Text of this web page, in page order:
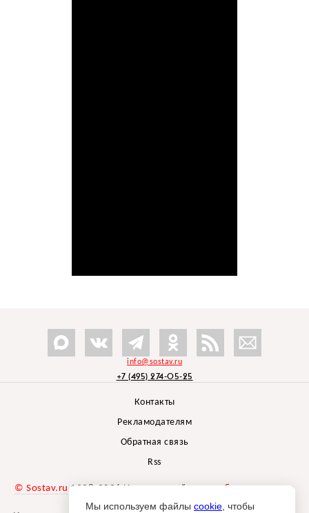
info@sostav.ru
+7 (495) 274-05-25
Контакты
Рекламодателям
Обратная связь
Rss
© Sostav.ru 1998-2026 Независимый проектбрендингового
агентства Depot
Мы используем файлы cookie , чтобы